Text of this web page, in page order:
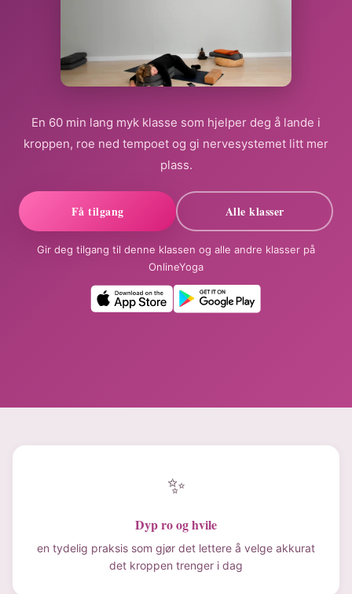
En 60 min lang myk klasse som hjelper deg å lande i
kroppen, roe ned tempoet og gi nervesystemet litt mer
plass.
Få tilgang Alle klasser
Gir deg tilgang til denne klassen og alle andre klasser på
OnlineYoga
✨
Dyp ro og hvile
en tydelig praksis som gjør det lettere å velge akkurat
det kroppen trenger i dag